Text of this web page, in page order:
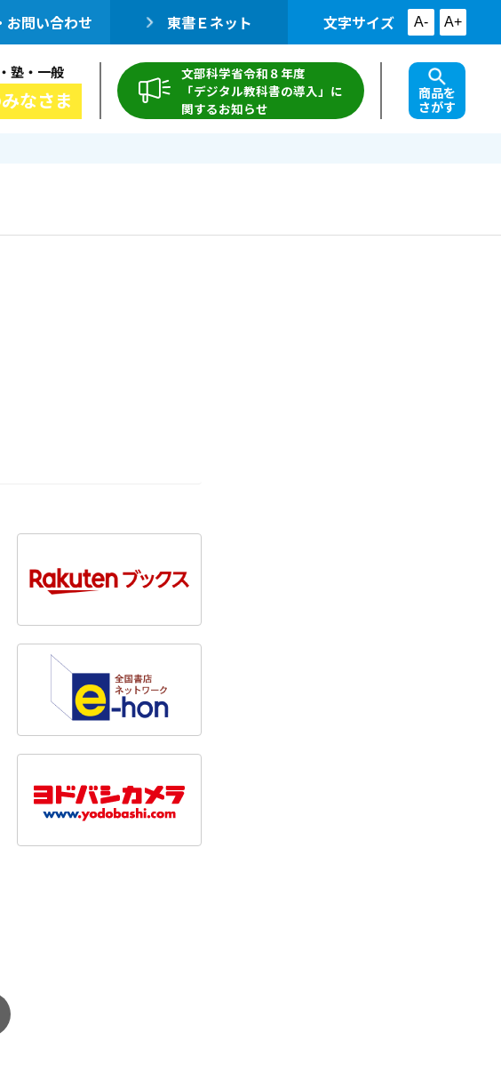
お問い合わせ 東書Ｅネット 文字サイズ A- A+
塾・一般
なさま
文部科学省令和８年度
「デジタル教科書の導入」に
関するお知らせ
商品を
さがす